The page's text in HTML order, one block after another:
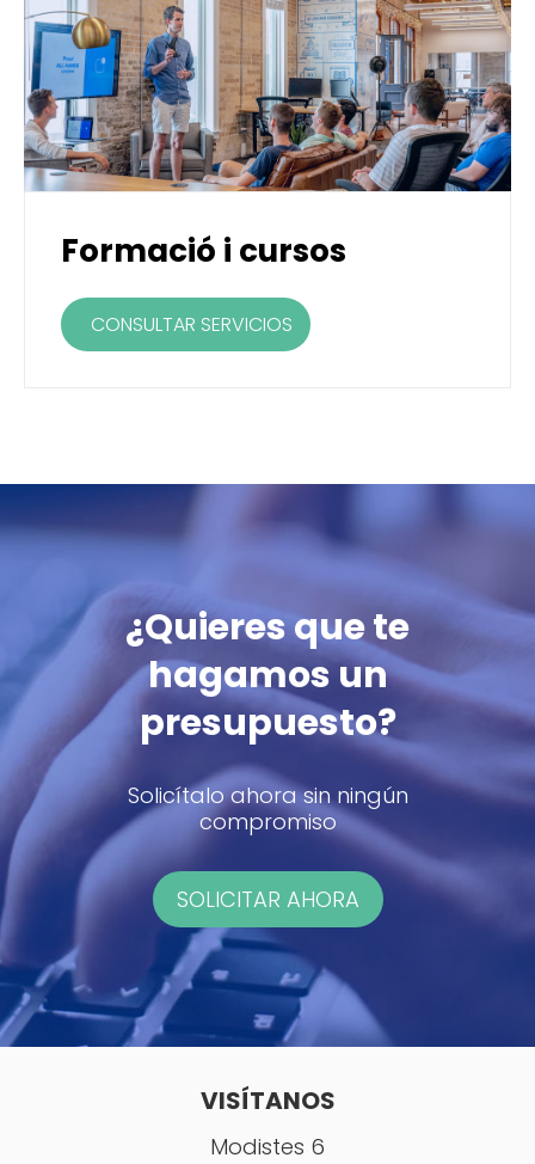
Formació i cursos
CONSULTAR SERVICIOS
¿Quieres que te
hagamos un
presupuesto?
Solicítalo ahora sin ningún
compromiso
SOLICITAR AHORA
VISÍTANOS
Modistes 6